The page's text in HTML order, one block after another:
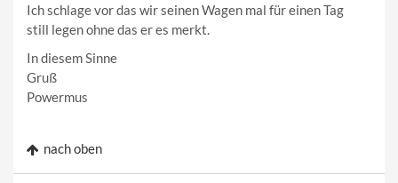
Ich schlage vor das wir seinen Wagen mal für einen Tag
still legen ohne das er es merkt.
In diesem Sinne
Gruß
Powermus
nach oben